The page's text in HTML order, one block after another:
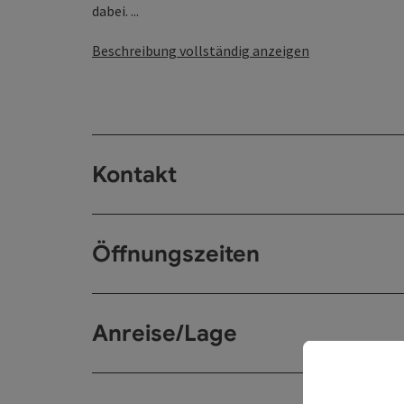
dabei. ...
Beschreibung vollständig anzeigen
Kontakt
Öffnungszeiten
Anreise/Lage